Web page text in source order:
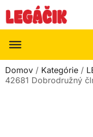
Domov / Kategórie /
42681 Dobrodružný